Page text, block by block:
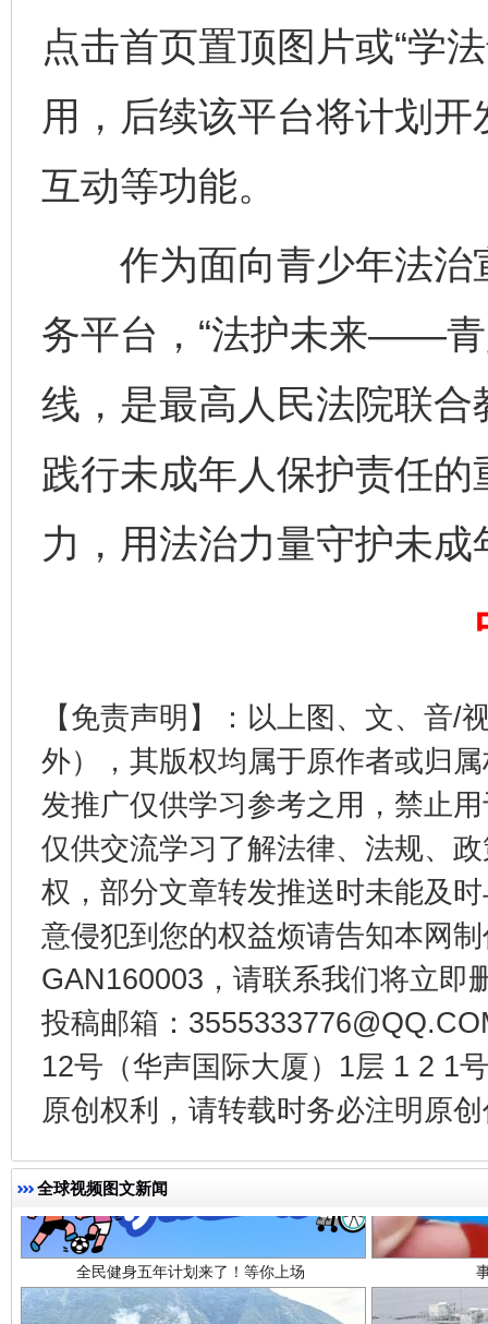
点击首页置顶图片或“学
用，后续该平台将计划
互动等功能。
作为面向青少年法治
务平台，“法护未来——青
线，是最高人民法院联
践行未成年人保护责任
力，用法治力量守护未
【免责声明】：以上图、文、音/
外），其版权均属于原作者或归
发推广仅供学习参考之用，禁止
仅供交流学习了解法律、法规、
权，部分文章转发推送时未能及
意侵犯到您的权益烦请告知本网
GAN160003，请联系我们将立即
投稿邮箱：
12号（华声国际大厦）1层 1 2 1
原创权利，请转载时务必注明原
全球视频图文新闻
千年窑火 生生不息
揭开“小金库”的免责幌子
受贿1.44亿！段成刚被判无期 从幼
全民健身五年计划来了！等你上场